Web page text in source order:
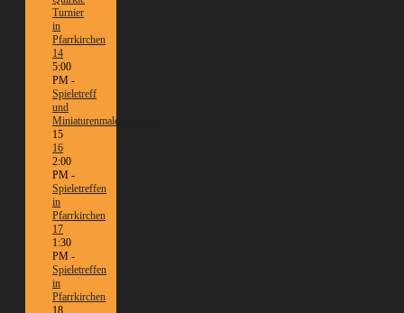
Turnier
in
Pfarrkirchen
14
5:00
PM -
Spieletreff
und
Miniaturenmalen/Tabletop
15
16
2:00
PM -
Spieletreffen
in
Pfarrkirchen
17
1:30
PM -
Spieletreffen
in
Pfarrkirchen
18